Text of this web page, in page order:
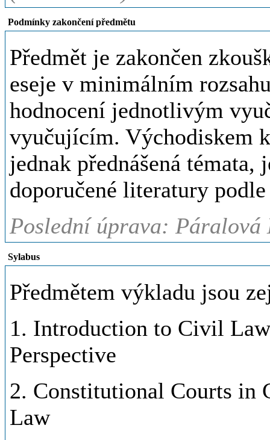
Podmínky zakončení předmětu
Předmět je zakončen
eseje v minimálním
hodnocení jednotlivým
vyučujícím. Východiskem
jednak přednášená
doporučené literatury
Poslední úprava:
Sylabus
Předmětem výkladu jsou
1. Introduction to Civil
Perspective
2. Constitutional Courts in
Law